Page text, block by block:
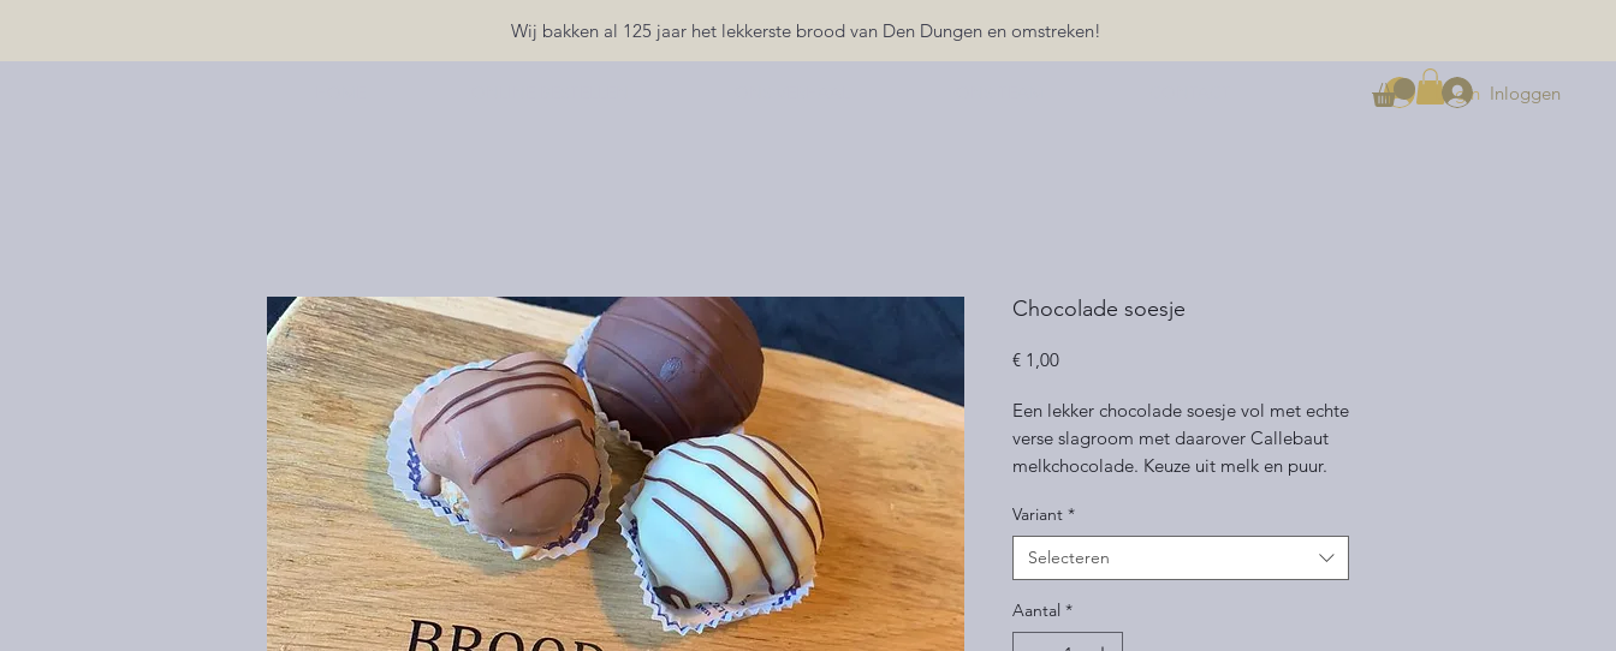
Wij bakken al 125 jaar het lekkerste brood van Den Dungen en omstreken!
Inloggen
Chocolade soesje
€ 1,00Prijs
Een lekker chocolade soesje vol met echte
verse slagroom met daarover Callebaut
melkchocolade. Keuze uit melk en puur.
Variant *
Selecteren
Aantal *
Login